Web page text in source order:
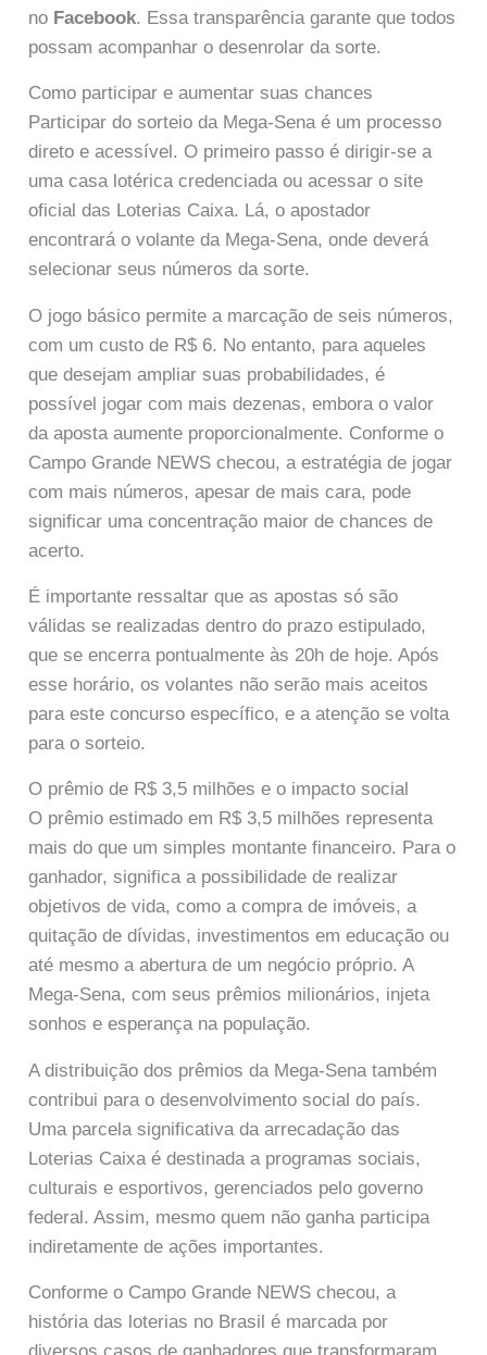
no Facebook. Essa transparência garante que todos
possam acompanhar o desenrolar da sorte.
Como participar e aumentar suas chances
Participar do sorteio da Mega-Sena é um processo
direto e acessível. O primeiro passo é dirigir-se a
uma casa lotérica credenciada ou acessar o site
oficial das Loterias Caixa. Lá, o apostador
encontrará o volante da Mega-Sena, onde deverá
selecionar seus números da sorte.
O jogo básico permite a marcação de seis números,
com um custo de R$ 6. No entanto, para aqueles
que desejam ampliar suas probabilidades, é
possível jogar com mais dezenas, embora o valor
da aposta aumente proporcionalmente. Conforme o
Campo Grande NEWS checou, a estratégia de jogar
com mais números, apesar de mais cara, pode
significar uma concentração maior de chances de
acerto.
É importante ressaltar que as apostas só são
válidas se realizadas dentro do prazo estipulado,
que se encerra pontualmente às 20h de hoje. Após
esse horário, os volantes não serão mais aceitos
para este concurso específico, e a atenção se volta
para o sorteio.
O prêmio de R$ 3,5 milhões e o impacto social
O prêmio estimado em R$ 3,5 milhões representa
mais do que um simples montante financeiro. Para o
ganhador, significa a possibilidade de realizar
objetivos de vida, como a compra de imóveis, a
quitação de dívidas, investimentos em educação ou
até mesmo a abertura de um negócio próprio. A
Mega-Sena, com seus prêmios milionários, injeta
sonhos e esperança na população.
A distribuição dos prêmios da Mega-Sena também
contribui para o desenvolvimento social do país.
Uma parcela significativa da arrecadação das
Loterias Caixa é destinada a programas sociais,
culturais e esportivos, gerenciados pelo governo
federal. Assim, mesmo quem não ganha participa
indiretamente de ações importantes.
Conforme o Campo Grande NEWS checou, a
história das loterias no Brasil é marcada por